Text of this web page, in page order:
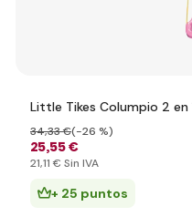
Little Tikes Columpio 2 en
25,55 €
34,33 €(-26 %)
21,11 € Sin IVA
+ 25 puntos